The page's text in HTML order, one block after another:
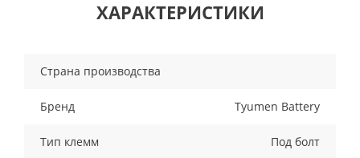
ХАРАКТЕРИСТИКИ
Страна производства
Бренд Tyumen Battery
Тип клемм Под болт